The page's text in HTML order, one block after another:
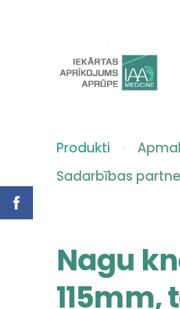
Produkti
Sadarbības
Nagu
115mm,